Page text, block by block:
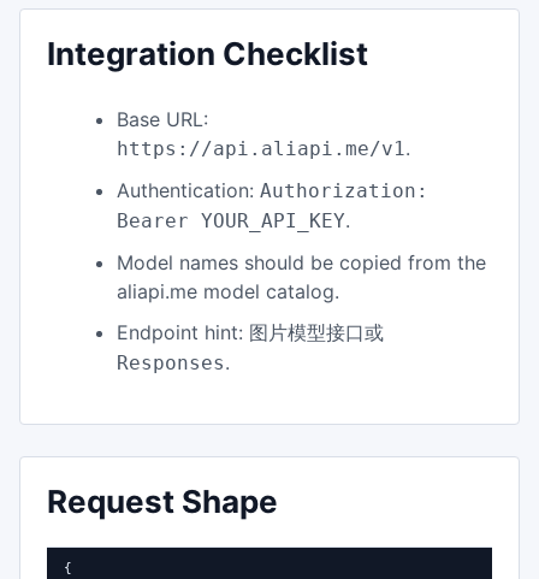
Integration Checklist
Base URL:
https://api.aliapi.me/v1.
Authentication: Authorization:
Bearer YOUR_API_KEY.
Model names should be copied from the
aliapi.me model catalog.
Endpoint hint: 图片模型接口或
Responses.
Request Shape
{